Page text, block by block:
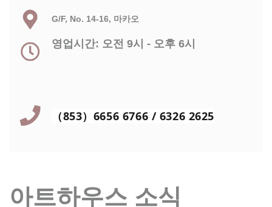
G/F, No. 14-16, 마카오
영업시간: 오전 9시 - 오후 6시
（853）6656 6766 / 6326 2625
아트하우스 소식